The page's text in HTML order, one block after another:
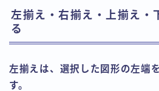
左揃え・右揃え・上揃え・
る
左揃えは、選択した図形の左端
す。